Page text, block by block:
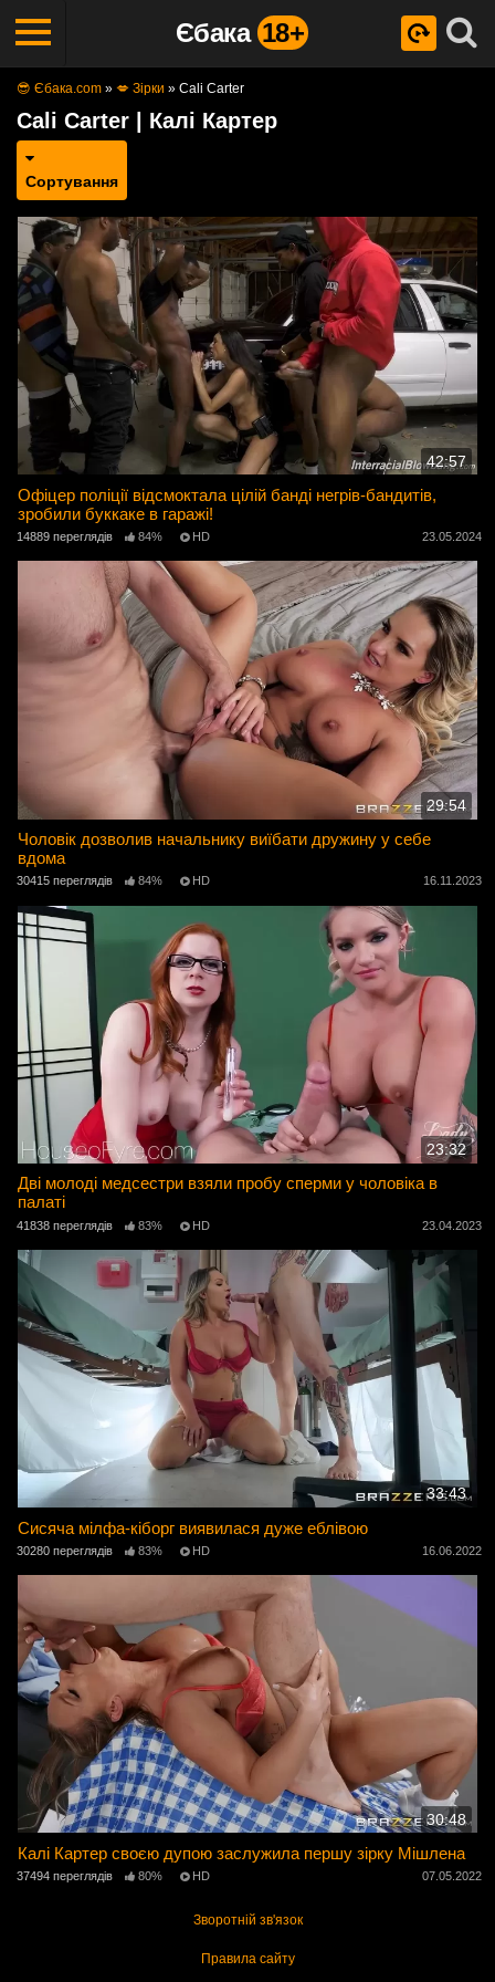
Єбака 18+
😎 Єбака.com » 💋 Зірки » Cali Carter
Cali Carter | Калі Картер
Сортування
42:57
Офіцер поліції відсмоктала цілій банді негрів-бандитів,
зробили буккаке в гаражі!
14889 переглядів 84% HD 23.05.2024
29:54
Чоловік дозволив начальнику виїбати дружину у себе
вдома
30415 переглядів 84% HD 16.11.2023
23:32
Дві молоді медсестри взяли пробу сперми у чоловіка в
палаті
41838 переглядів 83% HD 23.04.2023
33:43
Сисяча мілфа-кіборг виявилася дуже еблівою
30280 переглядів 83% HD 16.06.2022
30:48
Калі Картер своєю дупою заслужила першу зірку Мішлена
37494 переглядів 80% HD 07.05.2022
Зворотній зв'язок
Правила сайту